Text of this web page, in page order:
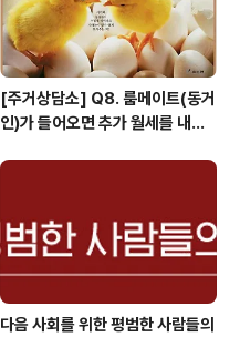
[주거상담소] Q8. 룸메이트(동거
인)가 들어오면 추가 월세를 내야
다음 사회를 위한 평범한 사람들의